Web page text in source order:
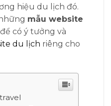
hiệu du lịch đó.
mẫu website
có ý tưởng và
du lịch riêng cho